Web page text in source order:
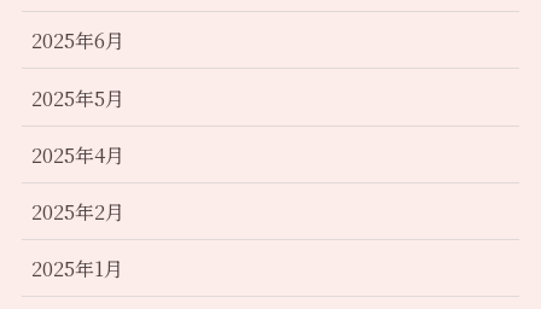
2025年6月
2025年5月
2025年4月
2025年2月
2025年1月